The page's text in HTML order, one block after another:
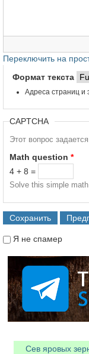
Переключить на
Формат текста
Адреса страниц и
CAPTCHA
Этот вопрос
Math question *
4 + 8 =
Solve this simple
Я не спамер
Сев яровых